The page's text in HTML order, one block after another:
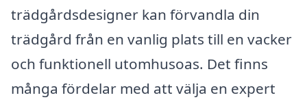
trädgårdsdesigner kan förvandla din
trädgård från en vanlig plats till en vacker
och funktionell utomhusoas. Det finns
många fördelar med att välja en expert